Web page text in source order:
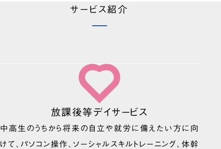
サービス紹介
放課後等デイサービス
中高生のうちから将来の自立や就労に備えたい方に向
けて、パソコン操作、ソーシャルスキルトレーニング、体幹